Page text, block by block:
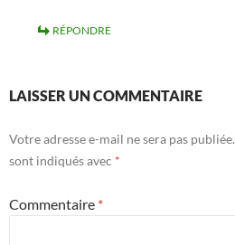
RÉPONDRE
LAISSER UN COMMENTAIRE
Votre adresse e-mail ne sera pas publiée.
sont indiqués avec *
Commentaire *